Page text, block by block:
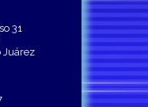
31
Juárez